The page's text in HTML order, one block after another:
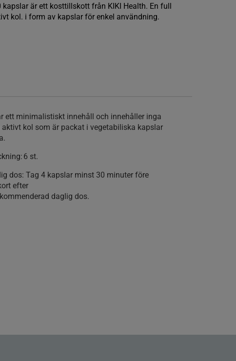
kapslar är ett kosttillskott från KIKI Health. En full
kol. i form av kapslar för enkel användning.
ett minimalistiskt innehåll och innehåller inga
aktivt kol som är packat i vegetabiliska kapslar
6 st.
dos: Tag 4 kapslar minst 30 minuter före
efter
daglig dos.